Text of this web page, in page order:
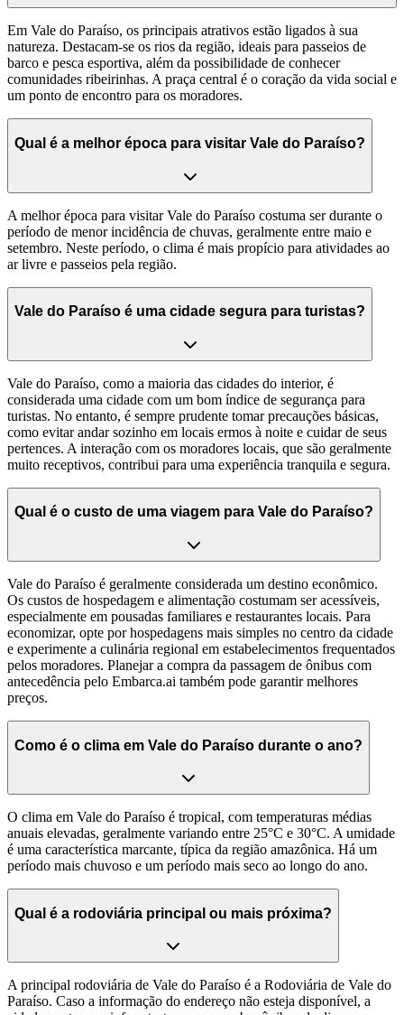
Em Vale do Paraíso, os principais atrativos estão ligados à sua
natureza. Destacam-se os rios da região, ideais para passeios de
barco e pesca esportiva, além da possibilidade de conhecer
comunidades ribeirinhas. A praça central é o coração da vida social e
um ponto de encontro para os moradores.
Qual é a melhor época para visitar Vale do Paraíso?
A melhor época para visitar Vale do Paraíso costuma ser durante o
período de menor incidência de chuvas, geralmente entre maio e
setembro. Neste período, o clima é mais propício para atividades ao
ar livre e passeios pela região.
Vale do Paraíso é uma cidade segura para turistas?
Vale do Paraíso, como a maioria das cidades do interior, é
considerada uma cidade com um bom índice de segurança para
turistas. No entanto, é sempre prudente tomar precauções básicas,
como evitar andar sozinho em locais ermos à noite e cuidar de seus
pertences. A interação com os moradores locais, que são geralmente
muito receptivos, contribui para uma experiência tranquila e segura.
Qual é o custo de uma viagem para Vale do Paraíso?
Vale do Paraíso é geralmente considerada um destino econômico.
Os custos de hospedagem e alimentação costumam ser acessíveis,
especialmente em pousadas familiares e restaurantes locais. Para
economizar, opte por hospedagens mais simples no centro da cidade
e experimente a culinária regional em estabelecimentos frequentados
pelos moradores. Planejar a compra da passagem de ônibus com
antecedência pelo Embarca.ai também pode garantir melhores
preços.
Como é o clima em Vale do Paraíso durante o ano?
O clima em Vale do Paraíso é tropical, com temperaturas médias
anuais elevadas, geralmente variando entre 25°C e 30°C. A umidade
é uma característica marcante, típica da região amazônica. Há um
período mais chuvoso e um período mais seco ao longo do ano.
Qual é a rodoviária principal ou mais próxima?
A principal rodoviária de Vale do Paraíso é a Rodoviária de Vale do
Paraíso. Caso a informação do endereço não esteja disponível, a